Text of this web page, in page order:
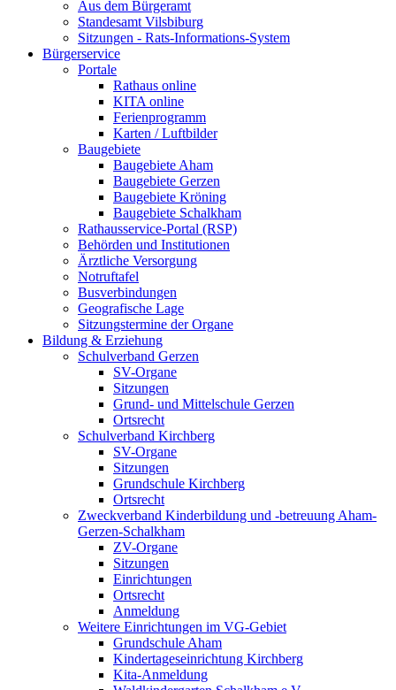
Aus dem Bürgeramt
Standesamt Vilsbiburg
Sitzungen - Rats-Informations-System
Bürgerservice
Portale
Rathaus online
KITA online
Ferienprogramm
Karten / Luftbilder
Baugebiete
Baugebiete Aham
Baugebiete Gerzen
Baugebiete Kröning
Baugebiete Schalkham
Rathausservice-Portal (RSP)
Behörden und Institutionen
Ärztliche Versorgung
Notruftafel
Busverbindungen
Geografische Lage
Sitzungstermine der Organe
Bildung & Erziehung
Schulverband Gerzen
SV-Organe
Sitzungen
Grund- und Mittelschule Gerzen
Ortsrecht
Schulverband Kirchberg
SV-Organe
Sitzungen
Grundschule Kirchberg
Ortsrecht
Zweckverband Kinderbildung und -betreuung Aham-
Gerzen-Schalkham
ZV-Organe
Sitzungen
Einrichtungen
Ortsrecht
Anmeldung
Weitere Einrichtungen im VG-Gebiet
Grundschule Aham
Kindertageseinrichtung Kirchberg
Kita-Anmeldung